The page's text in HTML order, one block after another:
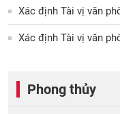
Xác định Tài vị văn
Xác định Tài vị văn
Phong thủy